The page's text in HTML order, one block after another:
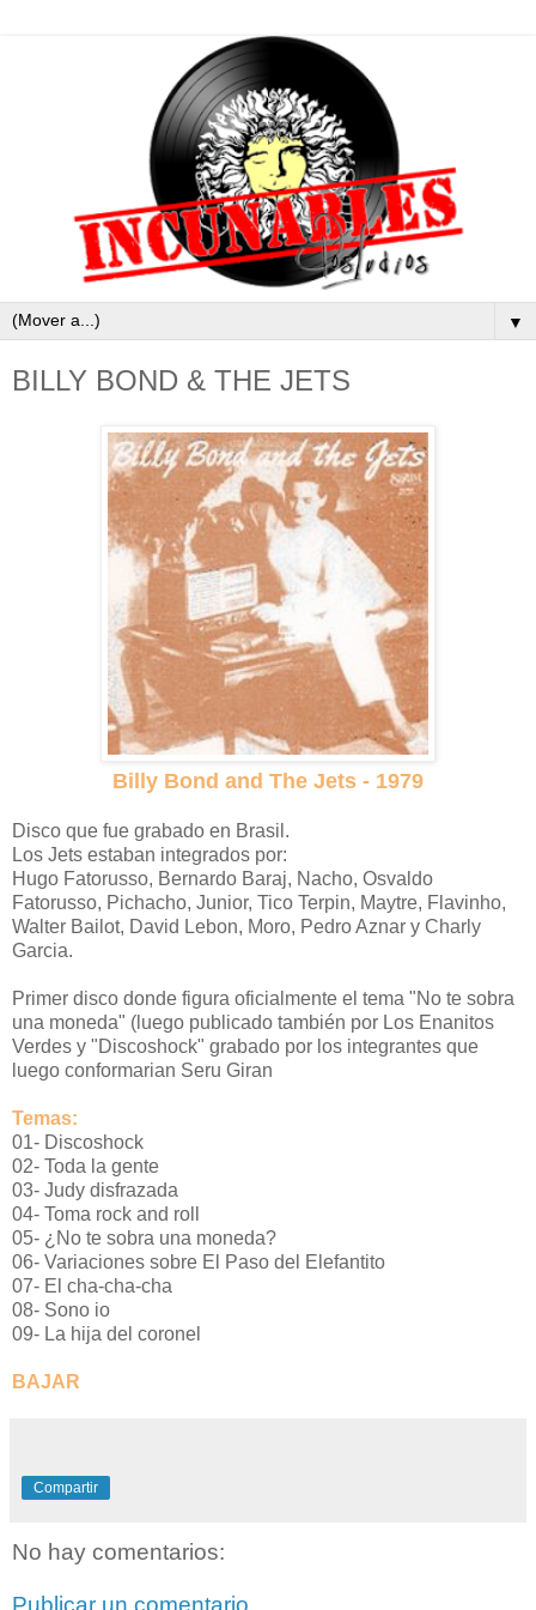
▼
BILLY BOND & THE JETS
Billy Bond and The Jets - 1979
Disco que fue grabado en Brasil.
Los Jets estaban integrados por:
Hugo Fatorusso, Bernardo Baraj, Nacho, Osvaldo
Fatorusso, Pichacho, Junior, Tico Terpin, Maytre, Flavinho,
Walter Bailot, David Lebon, Moro, Pedro Aznar y Charly
Garcia.
Primer disco donde figura oficialmente el tema "No te sobra
una moneda" (luego publicado también por Los Enanitos
Verdes y "Discoshock" grabado por los integrantes que
luego conformarian Seru Giran
Temas:
01- Discoshock
02- Toda la gente
03- Judy disfrazada
04- Toma rock and roll
05- ¿No te sobra una moneda?
06- Variaciones sobre El Paso del Elefantito
07- El cha-cha-cha
08- Sono io
09- La hija del coronel
BAJAR
Compartir
No hay comentarios:
Publicar un comentario